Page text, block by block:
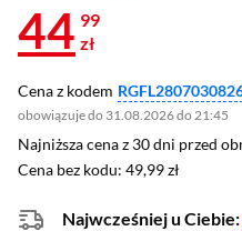
44 99
zł
Cena z kodem
obowiązuje do 31.08.2026 do 21:45
Najniższa cena z 30 dni przed
Najniższa cena z 30 dni przed
Cena bez kodu: 49,99 zł
Cena bez kodu: 49,99 zł
Najwcześniej u Ciebie: